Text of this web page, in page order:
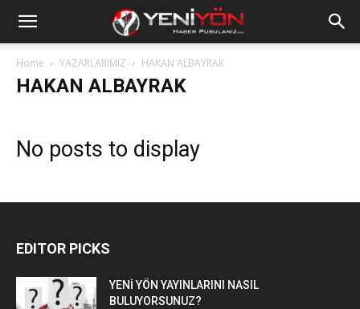
Home YAZARLARIMIZ HAKAN ALBAYRAK
HAKAN ALBAYRAK
No posts to display
EDITOR PICKS
YENİ YÖN YAYINLARINI NASIL
BULUYORSUNUZ?